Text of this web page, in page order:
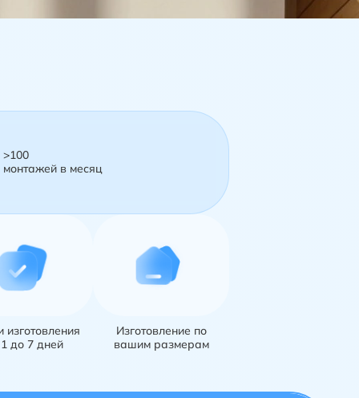
>100
монтажей в месяц
изготовления
до 7 дней
Изготовление по
вашим размерам